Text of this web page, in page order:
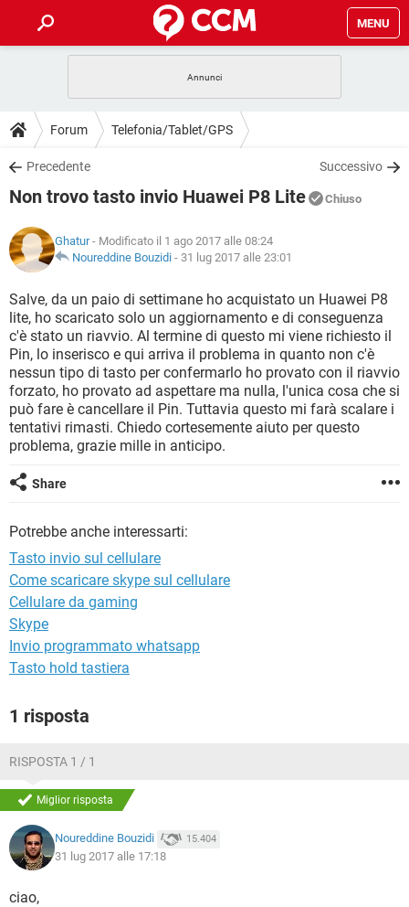
MENU
INTRATTENIMENTO ANDROID
iOS
INSTAGRAM WHATSAPP
TIKTOK
HARDWARE
GUIDE
COVID-19 GAMING
INSTAGRAM WHATSAPP
TIKTOK
HARDWARE
DOWNLOAD
COVID-19 GAMING
INTRATTENIMENTO
iOS WINDOWS 10
INSTAGRAM WHATSAPP
TIKTOK FACEBOOK
HARDWARE
COVID-19 GAMING
INTRATTENIMENTO
iOS WINDOWS 10
INSTAGRAM WHATSAPP
TIKTOK FACEBOOK
HARDWARE
GLOSSARIO
COVID-19 GAMING
INTRATTENIMENTO ANDROID
iOS WINDOWS 10
INSTAGRAM WHATSAPP
TIKTOK FACEBOOK
HARDWARE
Forum Telefonia/Tablet/GPS
Precedente Successivo
Non trovo tasto invio Huawei P8 Lite Chiuso
Ghatur- Modificato il 1 ago 2017 alle 08:24
Noureddine Bouzidi - 31 lug 2017 alle 23:01
Salve, da un paio di settimane ho acquistato un Huawei P8
lite, ho scaricato solo un aggiornamento e di conseguenza
c'è stato un riavvio. Al termine di questo mi viene richiesto il
Pin, lo inserisco e qui arriva il problema in quanto non c'è
nessun tipo di tasto per confermarlo ho provato con il riavvio
forzato, ho provato ad aspettare ma nulla, l'unica cosa che si
può fare è cancellare il Pin. Tuttavia questo mi farà scalare i
tentativi rimasti. Chiedo cortesemente aiuto per questo
problema, grazie mille in anticipo.
Share
Potrebbe anche interessarti:
Tasto invio sul cellulare
Come scaricare skype sul cellulare
Cellulare da gaming
Skype
Invio programmato whatsapp
Tasto hold tastiera
1 risposta
RISPOSTA 1 / 1
Miglior risposta
Noureddine Bouzidi 15.404
31 lug 2017 alle 17:18
ciao,